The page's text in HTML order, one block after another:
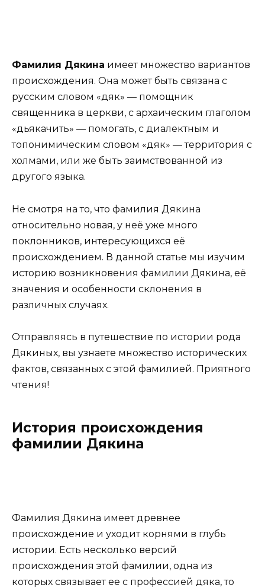
Фамилия Дякина имеет множество вариантов
происхождения. Она может быть связана с
русским словом «дяк» — помощник
священника в церкви, с архаическим глаголом
«дьякачить» — помогать, с диалектным и
топонимическим словом «дяк» — территория с
холмами, или же быть заимствованной из
другого языка.
Не смотря на то, что фамилия Дякина
относительно новая, у неё уже много
поклонников, интересующихся её
происхождением. В данной статье мы изучим
историю возникновения фамилии Дякина, её
значения и особенности склонения в
различных случаях.
Отправляясь в путешествие по истории рода
Дякиных, вы узнаете множество исторических
фактов, связанных с этой фамилией. Приятного
чтения!
История происхождения
фамилии Дякина
Фамилия Дякина имеет древнее
происхождение и уходит корнями в глубь
истории. Есть несколько версий
происхождения этой фамилии, одна из
которых связывает ее с профессией дяка, то